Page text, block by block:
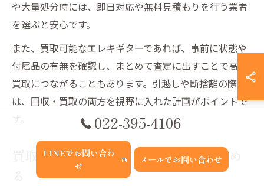
や大量処分時には、即日対応や無料見積もりを行う業者
を選ぶと安心です。
また、買取可能なエレキギターであれば、事前に状態や
付属品の有無を確認し、まとめて査定に出すことで高価
買取につながることもあります。引越しや断捨離の際
は、回収・買取の両方を視野に入れた計画がポイントで
買取価格が上がるタイミングを見極め
022-395-4106
LINEでお問い合わ
せ
メールでお問い合わせ